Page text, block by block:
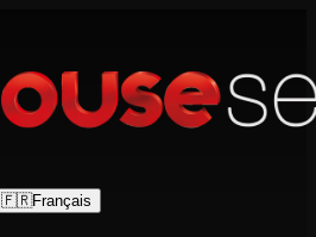
🇫🇷Français